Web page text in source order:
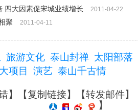
四大因素促宋城业绩增长 2011-04-22
聚 2011-04-11
旅游文化 泰山封禅 太阳部落
大项目 演艺 泰山千古情
】【复制链接】【转发邮件】
】